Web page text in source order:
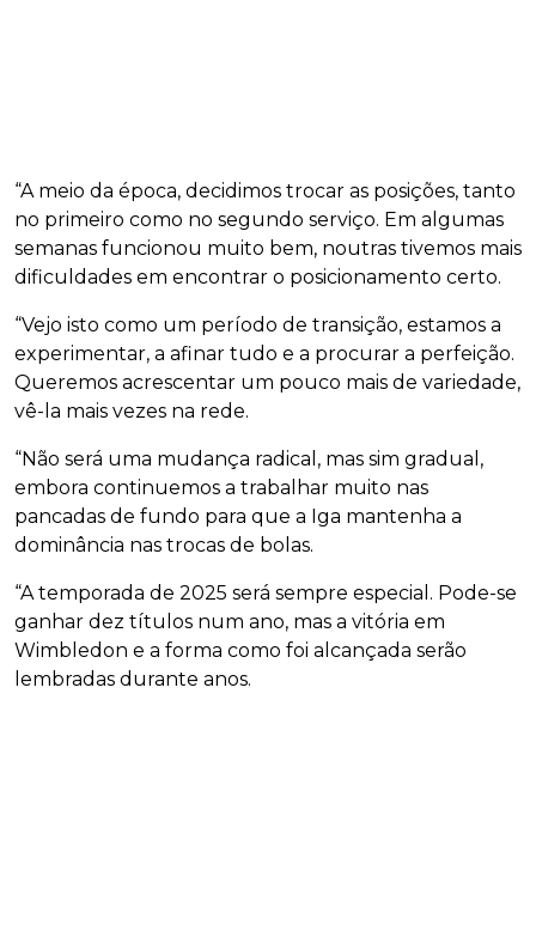
“A meio da época, decidimos trocar as posições, tanto
no primeiro como no segundo serviço. Em algumas
semanas funcionou muito bem, noutras tivemos mais
dificuldades em encontrar o posicionamento certo.
“Vejo isto como um período de transição, estamos a
experimentar, a afinar tudo e a procurar a perfeição.
Queremos acrescentar um pouco mais de variedade,
vê-la mais vezes na rede.
“Não será uma mudança radical, mas sim gradual,
embora continuemos a trabalhar muito nas
pancadas de fundo para que a Iga mantenha a
dominância nas trocas de bolas.
“A temporada de 2025 será sempre especial. Pode-se
ganhar dez títulos num ano, mas a vitória em
Wimbledon e a forma como foi alcançada serão
lembradas durante anos.